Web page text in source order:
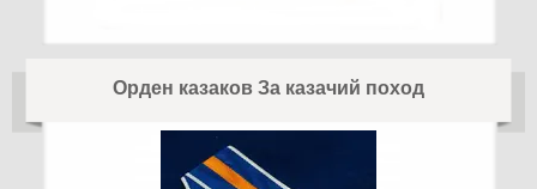
Орден казаков За казачий поход